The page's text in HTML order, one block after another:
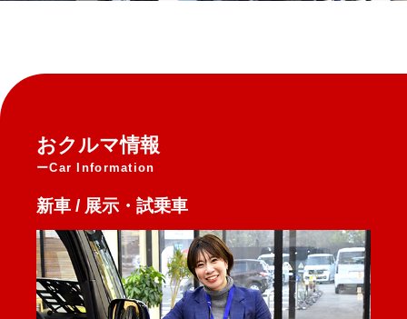
おクルマ情報
Car Information
新車 / 展示・試乗車